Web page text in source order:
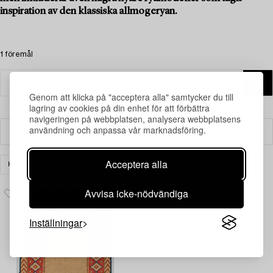
Genom att klicka på "acceptera alla" samtycker du till
lagring av cookies på din enhet för att förbättra
navigeringen på webbplatsen, analysera webbplatsens
användning och anpassa vår marknadsföring.
Acceptera alla
Avvisa icke-nödvändiga
Inställningar
inspiration av den klassiska allmogeryan.
1 föremål
Filter
KERAMIK & PORSLIN RENSA ALLA